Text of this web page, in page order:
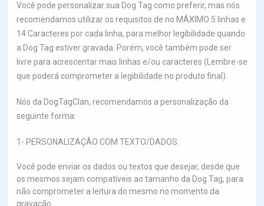
Você pode personalizar sua Dog Tag como preferir, mas nós
recomendamos utilizar os requisitos de no MÁXIMO 5 linhas e
14 Caracteres por cada linha, para melhor legibilidade quando
a Dog Tag estiver gravada. Porém, você também pode ser
livre para acrescentar mais linhas e/ou caracteres (Lembre-se
que poderá comprometer a legibilidade no produto final).
Nós da DogTagClan, recomendamos a personalização da
seguinte forma:
1- PERSONALIZAÇÃO COM TEXTO/DADOS:
Você pode enviar os dados ou textos que desejar, desde que
os mesmos sejam compatíveis ao tamanho da Dog Tag, para
não comprometer a leitura do mesmo no momento da
gravação.